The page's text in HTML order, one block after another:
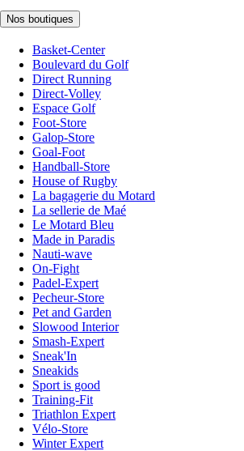
Nos boutiques
Basket-Center
Boulevard du Golf
Direct Running
Direct-Volley
Espace Golf
Foot-Store
Galop-Store
Goal-Foot
Handball-Store
House of Rugby
La bagagerie du Motard
La sellerie de Maé
Le Motard Bleu
Made in Paradis
Nauti-wave
On-Fight
Padel-Expert
Pecheur-Store
Pet and Garden
Slowood Interior
Smash-Expert
Sneak'In
Sneakids
Sport is good
Training-Fit
Triathlon Expert
Vélo-Store
Winter Expert